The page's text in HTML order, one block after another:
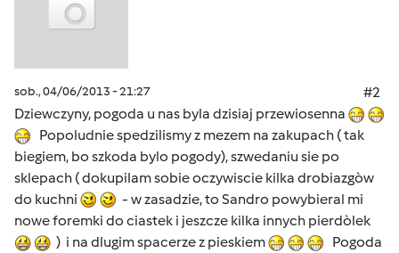
sob., 04/06/2013 - 21:27
#2
Dziewczyny, pogoda u nas byla dzisiaj przewiosenna
Popoludnie spedzilismy z mezem na zakupach ( tak
biegiem, bo szkoda bylo pogody), szwedaniu sie po
sklepach ( dokupilam sobie oczywiscie kilka drobiazgòw
do kuchni
- w zasadzie, to Sandro powybieral mi
nowe foremki do ciastek i jeszcze kilka innych pierdòlek
) i na dlugim spacerze z pieskiem
Pogoda